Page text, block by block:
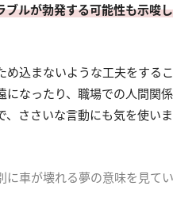
ブルが勃発する可能性も示唆し
め込まないような工夫をするこ
になったり、職場での人間関係
、ささいな言動にも気を使いま
車が壊れる夢の意味を見てい